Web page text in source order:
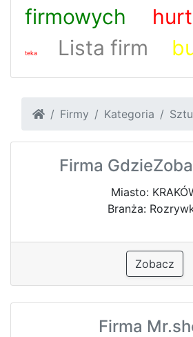
firmowych
teka Lista firm
Firmy Kategoria
Firma
Miasto:
Branża:
Zobacz
Firma